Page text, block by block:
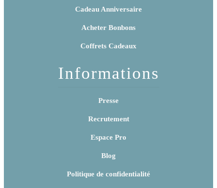
Cadeau Anniversaire
Acheter Bonbons
Coffrets Cadeaux
Informations
Presse
Recrutement
Espace Pro
Blog
Politique de confidentialité